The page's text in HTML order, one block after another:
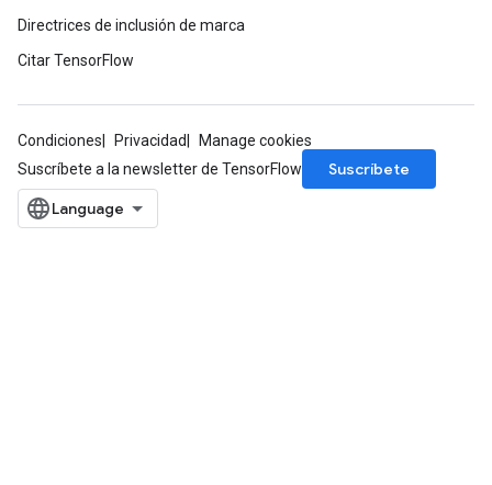
Directrices de inclusión de marca
Citar TensorFlow
Condiciones Privacidad
Manage cookies
Suscríbete a la newsletter de TensorFlow
Suscríbete